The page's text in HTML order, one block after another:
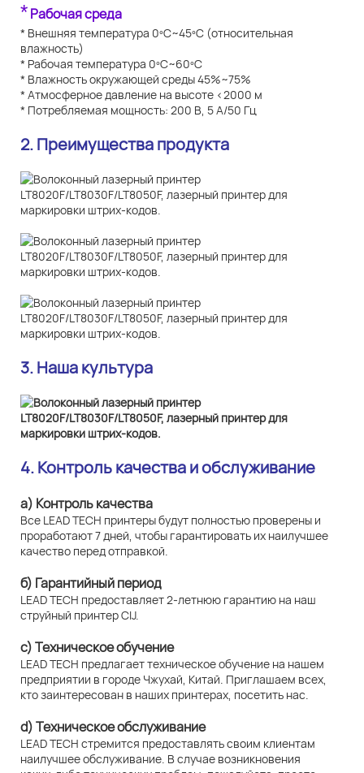
*Рабочая среда
* Внешняя температура 0ºC~45ºC (относительная
влажность)
* Рабочая температура 0ºC~60ºC
* Влажность окружающей среды 45%~75%
* Атмосферное давление на высоте <2000 м
* Потребляемая мощность: 200 В, 5 А/50 Гц
2. Преимущества продукта
3. Наша культура
4. Контроль качества и обслуживание
а) Контроль качества
Все LEAD TECH принтеры будут полностью проверены и
проработают 7 дней, чтобы гарантировать их наилучшее
качество перед отправкой.
б) Гарантийный период
LEAD TECH предоставляет 2-летнюю гарантию на наш
струйный принтер CIJ.
c) Техническое обучение
LEAD TECH предлагает техническое обучение на нашем
предприятии в городе Чжухай, Китай. Приглашаем всех,
кто заинтересован в наших принтерах, посетить нас.
d) Техническое обслуживание
LEAD TECH стремится предоставлять своим клиентам
наилучшее обслуживание. В случае возникновения